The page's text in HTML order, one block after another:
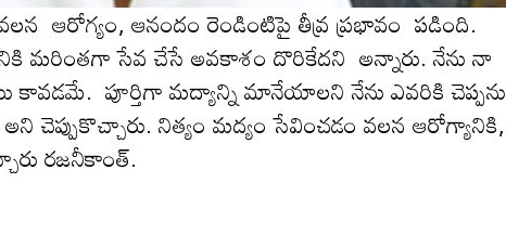
ఆరోగ్యం, ఆనందం రెండింటిపై తీవ్ర ప్రభావం ప‌డింది.
మరింతగా సేవ చేసే అవకాశం దొరికేదని అన్నారు. నేను నా
కావ‌డ‌మే. పూర్తిగా మద్యాన్ని మానేయాలని నేను ఎవ‌రికి చెప్ప‌ను
నిత్యం మ‌ద్యం సేవించ‌డం వ‌ల‌న ఆరోగ్యానికి,
ర‌జ‌నీకాంత్‌.